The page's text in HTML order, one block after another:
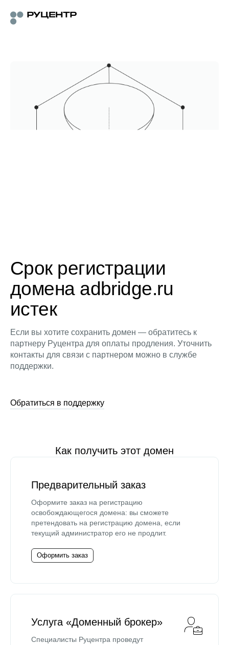
Срок регистрации
домена adbridge.ru
истек
Если вы хотите сохранить домен — обратитесь к
партнеру Руцентра для оплаты продления. Уточнить
контакты для связи с партнером можно в службе
поддержки.
Обратиться в поддержку
Как получить этот домен
Предварительный заказ
Оформите заказ на регистрацию
освобождающегося домена: вы сможете
претендовать на регистрацию домена, если
текущий администратор его не продлит.
Оформить заказ
Услуга «Доменный брокер»
Специалисты Руцентра проведут